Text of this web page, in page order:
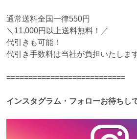
通常送料全国一律550円
＼11,000円以上送料無料！／
代引きも可能！
代引き手数料は当社が負担いたしま
===========================
インスタグラム・フォローお待ちし